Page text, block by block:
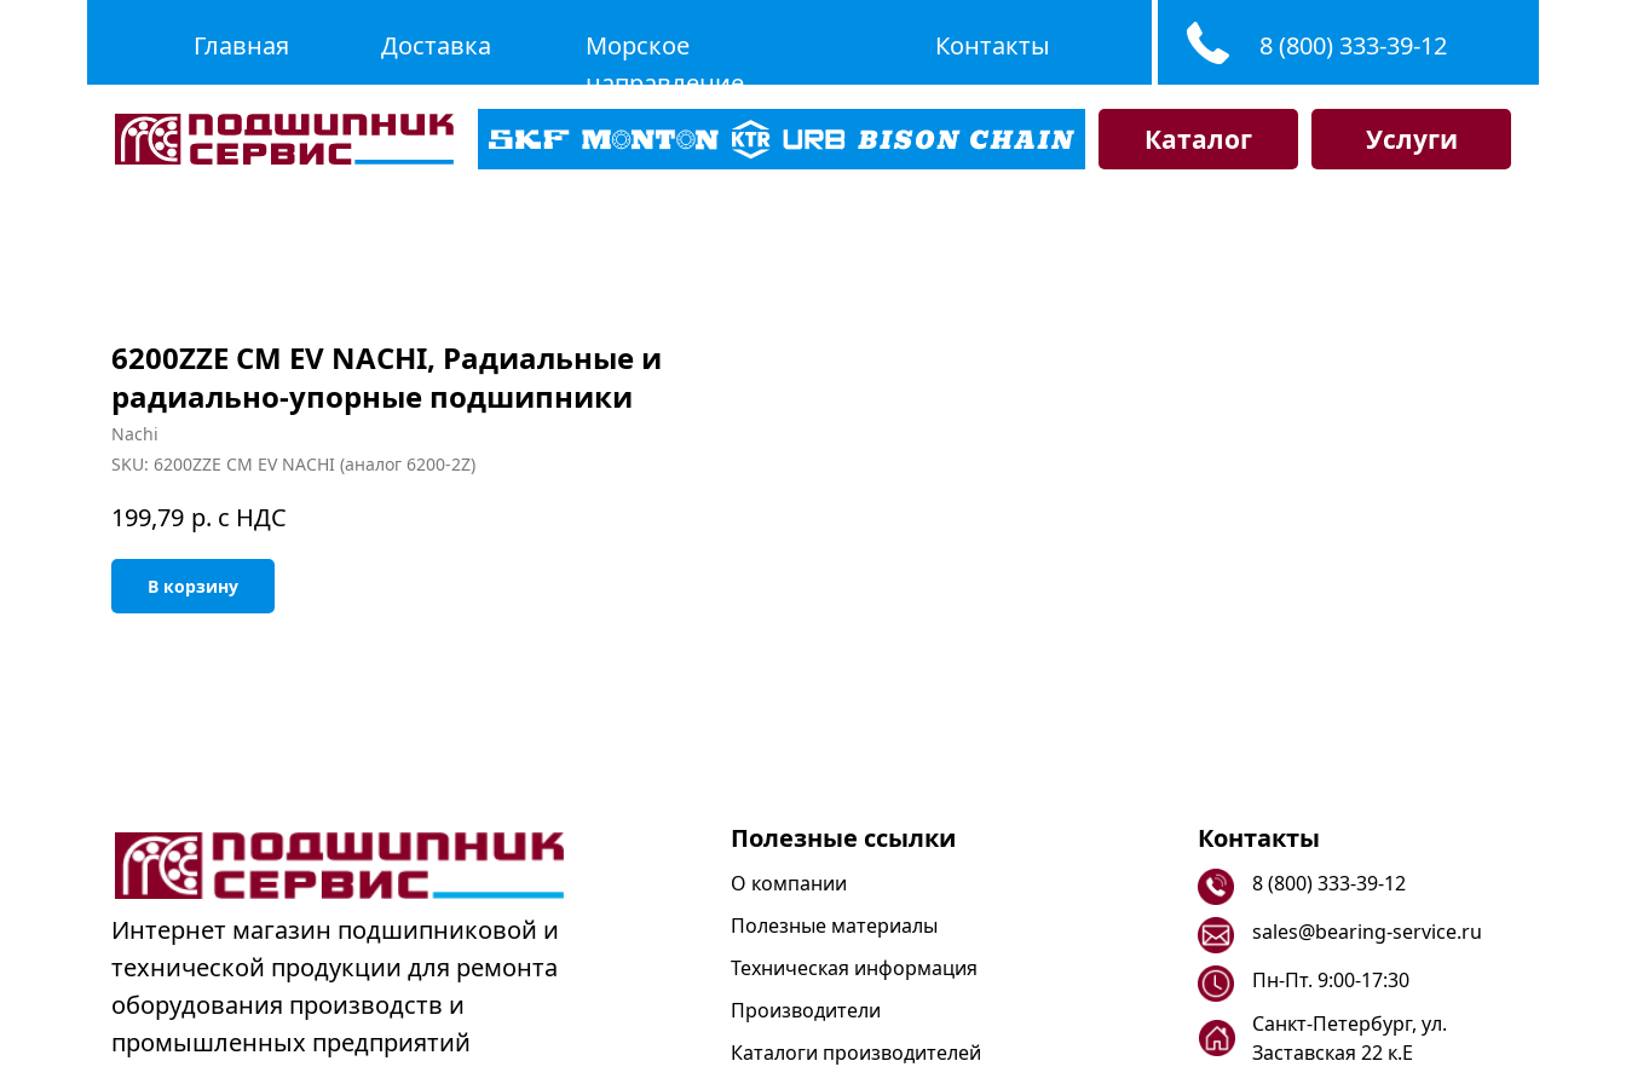
Главная Доставка
Морское
направление
Контакты 8 (800) 333-39-12
Каталог Услуги
6200ZZE CM EV NACHI, Радиальные и
радиально-упорные подшипники
Nachi
SKU: 6200ZZE CM EV NACHI (аналог 6200-2Z)
199,79 р. с НДС
В корзину
Интернет магазин подшипниковой и
технической продукции для ремонта
оборудования производств и
промышленных предприятий
Полезные ссылки
О компании
Полезные материалы
Техническая информация
Производители
Каталоги производителей
Контакты
8 (800) 333-39-12
sales@bearing-service.ru
Санкт-Петербург, ул.
Заставская 22 к.Е
Пн-Пт. 9:00-17:30